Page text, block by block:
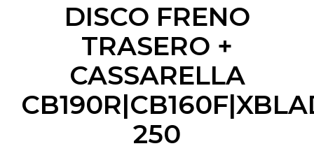
DISCO FRENO
TRASERO +
CASSARELLA
250